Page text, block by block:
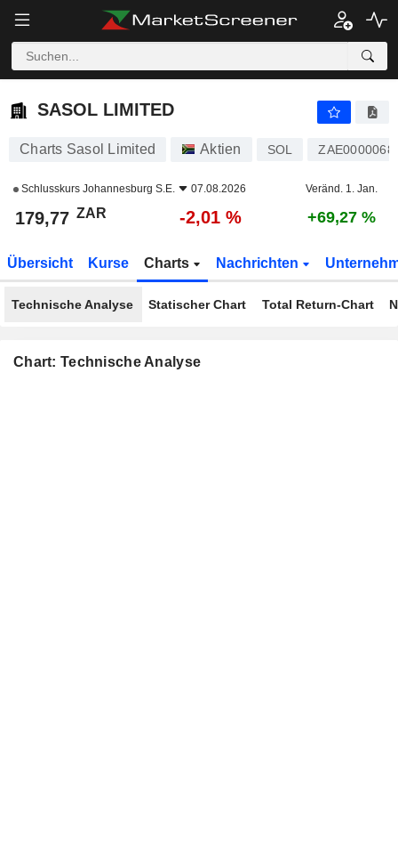
SASOL LIMITED -2,01 %
SASOL LIMITED
Charts Sasol Limited Aktien SOL
Schlusskurs Johannesburg S.E. 07.08.2026 Veränd. 1. Jan.
179,77 ZAR -2,01 % +69,27 %
Übersicht Kurse Charts Nachrichten
Technische Analyse Statischer Chart Total Return-Chart
Chart: Technische Analyse